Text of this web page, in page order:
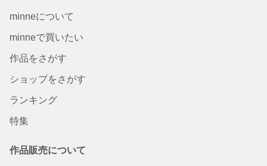
minneについて
minneで買いたい
作品をさがす
ショップをさがす
ランキング
特集
作品販売について